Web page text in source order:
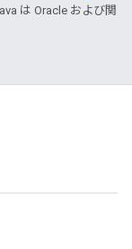
は Oracle および関